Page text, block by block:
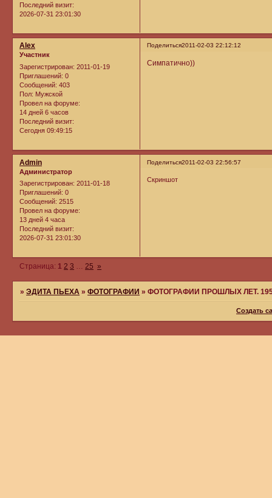
Последний визит:
2026-07-31 23:01:30
Поделиться2011-02-03 22:12:12
Alex
Участник
Зарегистрирован: 2011-01-19
Приглашений: 0
Сообщений: 403
Пол: Мужской
Провел на форуме:
14 дней 6 часов
Последний визит:
Сегодня 09:49:15
Симпатично))
Поделиться2011-02-03 22:56:57
Admin
Администратор
Зарегистрирован: 2011-01-18
Приглашений: 0
Сообщений: 2515
Провел на форуме:
13 дней 4 часа
Последний визит:
2026-07-31 23:01:30
Скриншот
Страница: 1 2 3 … 25 »
»ЭДИТА ПЬЕХА »ФОТОГРАФИИ »ФОТОГРАФИИ ПРОШЛЫХ ЛЕТ.
Создать